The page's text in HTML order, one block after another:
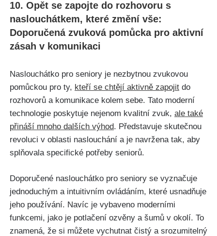
10. Opět se zapojte do rozhovoru s
naslouchátkem, které změní vše:
Doporučená zvuková pomůcka pro aktivní
zásah v komunikaci
Naslouchátko pro seniory je nezbytnou zvukovou
pomůckou pro ty, kteří se chtějí aktivně zapojit do
rozhovorů a komunikace kolem sebe. Tato moderní
technologie poskytuje nejenom kvalitní zvuk, ale také
přináší mnoho dalších výhod. Představuje skutečnou
revoluci v oblasti naslouchání a je navržena tak, aby
splňovala specifické potřeby seniorů.
Doporučené naslouchátko pro seniory se vyznačuje
jednoduchým a intuitivním ovládáním, které usnadňuje
jeho používání. Navíc je vybaveno moderními
funkcemi, jako je potlačení ozvěny a šumů v okolí. To
znamená, že si můžete vychutnat čistý a srozumitelný